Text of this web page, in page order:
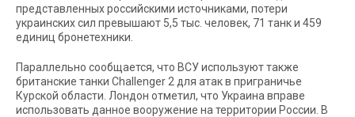
представленных российскими источниками, потери
украинских сил превышают 5,5 тыс. человек, 71 танк и 459
единиц бронетехники.
Параллельно сообщается, что ВСУ используют также
британские танки Challenger 2 для атак в приграничье
Курской области. Лондон отметил, что Украина вправе
использовать данное вооружение на территории России. В